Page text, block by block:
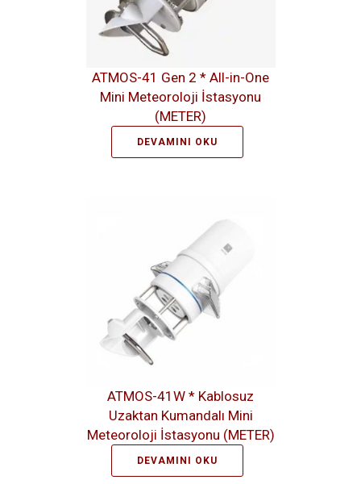
ATMOS-41 Gen 2 * All-in-One
Mini Meteoroloji İstasyonu
(METER)
DEVAMINI OKU
ATMOS-41W * Kablosuz
Uzaktan Kumandalı Mini
Meteoroloji İstasyonu (METER)
DEVAMINI OKU